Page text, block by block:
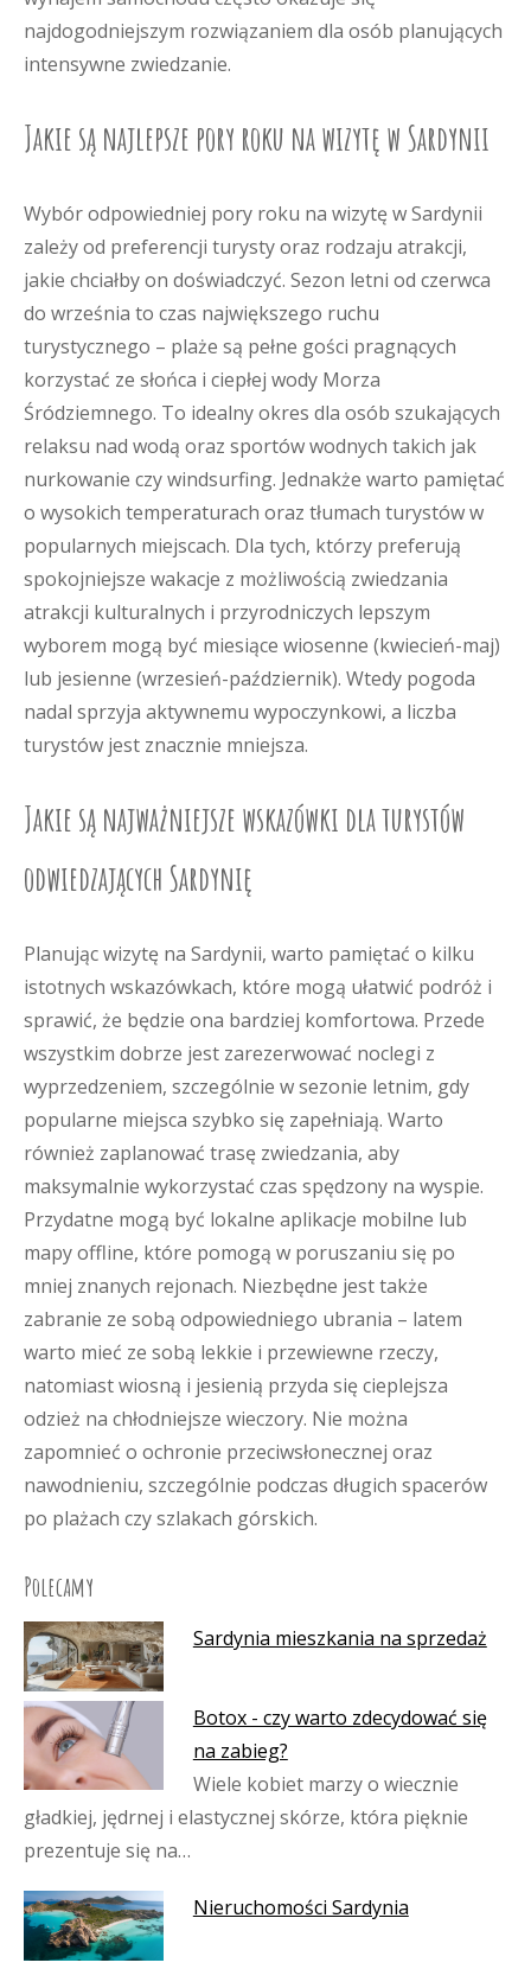
najdogodniejszym rozwiązaniem dla osób planujących
intensywne zwiedzanie.
Jakie są najlepsze pory roku na wizytę w Sardynii
Wybór odpowiedniej pory roku na wizytę w Sardynii
zależy od preferencji turysty oraz rodzaju atrakcji,
jakie chciałby on doświadczyć. Sezon letni od czerwca
do września to czas największego ruchu
turystycznego – plaże są pełne gości pragnących
korzystać ze słońca i ciepłej wody Morza
Śródziemnego. To idealny okres dla osób szukających
relaksu nad wodą oraz sportów wodnych takich jak
nurkowanie czy windsurfing. Jednakże warto pamiętać
o wysokich temperaturach oraz tłumach turystów w
popularnych miejscach. Dla tych, którzy preferują
spokojniejsze wakacje z możliwością zwiedzania
atrakcji kulturalnych i przyrodniczych lepszym
wyborem mogą być miesiące wiosenne (kwiecień-maj)
lub jesienne (wrzesień-październik). Wtedy pogoda
nadal sprzyja aktywnemu wypoczynkowi, a liczba
turystów jest znacznie mniejsza.
Jakie są najważniejsze wskazówki dla turystów
odwiedzających Sardynię
Planując wizytę na Sardynii, warto pamiętać o kilku
istotnych wskazówkach, które mogą ułatwić podróż i
sprawić, że będzie ona bardziej komfortowa. Przede
wszystkim dobrze jest zarezerwować noclegi z
wyprzedzeniem, szczególnie w sezonie letnim, gdy
popularne miejsca szybko się zapełniają. Warto
również zaplanować trasę zwiedzania, aby
maksymalnie wykorzystać czas spędzony na wyspie.
Przydatne mogą być lokalne aplikacje mobilne lub
mapy offline, które pomogą w poruszaniu się po
mniej znanych rejonach. Niezbędne jest także
zabranie ze sobą odpowiedniego ubrania – latem
warto mieć ze sobą lekkie i przewiewne rzeczy,
natomiast wiosną i jesienią przyda się cieplejsza
odzież na chłodniejsze wieczory. Nie można
zapomnieć o ochronie przeciwsłonecznej oraz
nawodnieniu, szczególnie podczas długich spacerów
po plażach czy szlakach górskich.
Polecamy
Sardynia mieszkania na sprzedaż
Botox - czy warto zdecydować się
na zabieg?
Wiele kobiet marzy o wiecznie
gładkiej, jędrnej i elastycznej skórze, która pięknie
prezentuje się na…
Nieruchomości Sardynia